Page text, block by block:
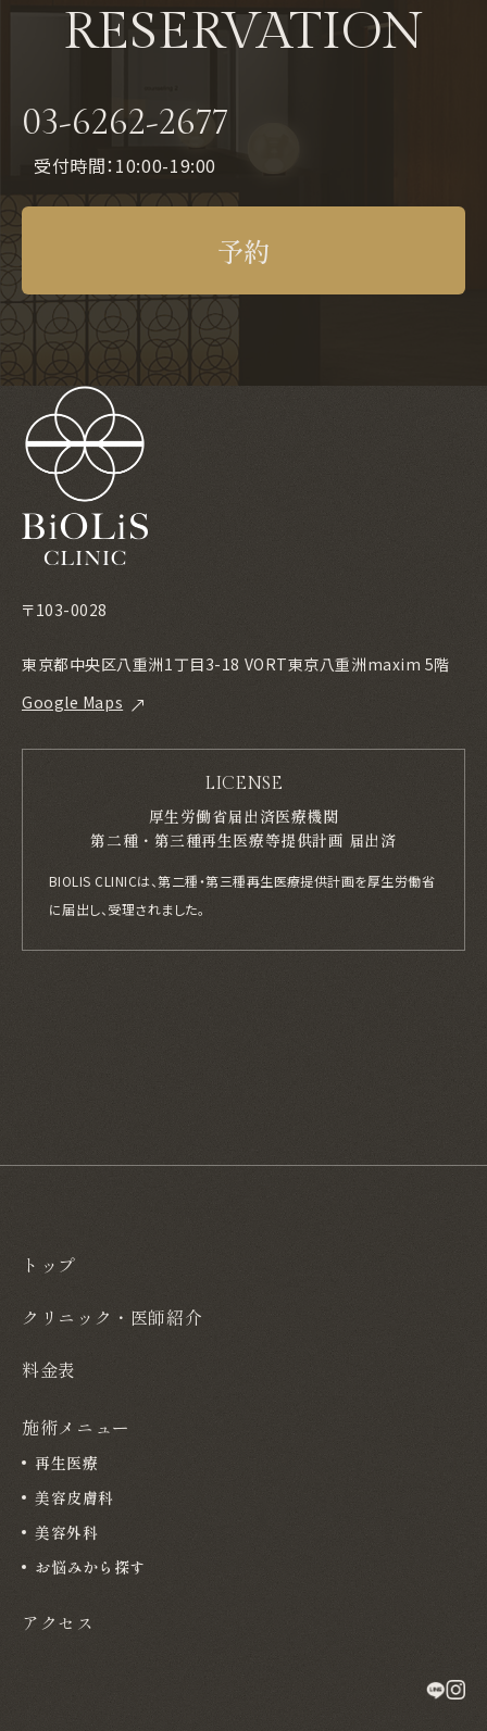
RESERVATION
03-6262-2677
受付時間：10:00-19:00
予約
〒103-0028
東京都中央区八重洲1丁目3-18 VORT東京八重洲maxim 5階
Google Maps
LICENSE
厚生労働省届出済医療機関
第二種・第三種再生医療等提供計画 届出済
BIOLIS CLINICは、第二種・第三種再生医療提供計画を厚生労働省
に届出し、 受理されました。
トップ
クリニック・医師紹介
料金表
施術メニュー
再生医療
美容皮膚科
美容外科
お悩みから探す
アクセス